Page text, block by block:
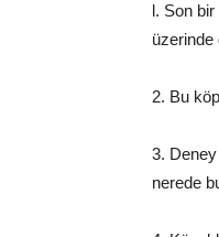
l. Son
üzerinde
2. Bu
3.
nerede